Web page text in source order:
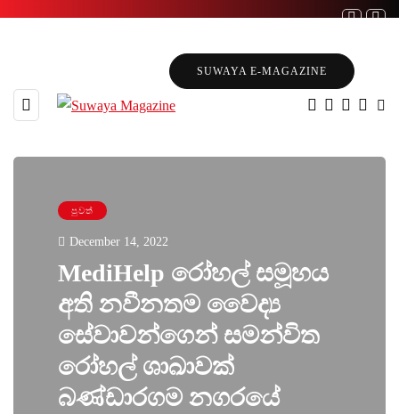
SUWAYA E-MAGAZINE
පුවත්
December 14, 2022
MediHelp රෝහල් සමූහය
අති නවීනතම වෛද්‍ය
සේවාවන්ගෙන් සමන්විත
රෝහල් ශාඛාවක්
බණ්ඩාරගම නග‌රයේ